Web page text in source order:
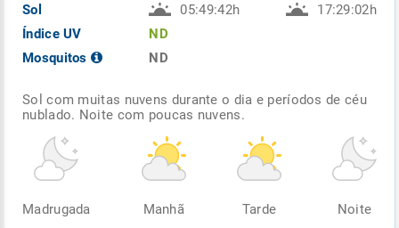
Sol
Índice UV
Mosquitos
05:49:42h
ND
ND
17:29:02h
Sol com muitas nuvens durante o dia e períodos de céu
nublado. Noite com poucas nuvens.
Madrugada Manhã Tarde Noite